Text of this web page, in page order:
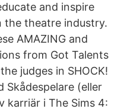
and inspire
the theatre industry.
AMAZING and
from Got Talents
judges in SHOCK!
Skådespelare (eller
karriär i The Sims 4: